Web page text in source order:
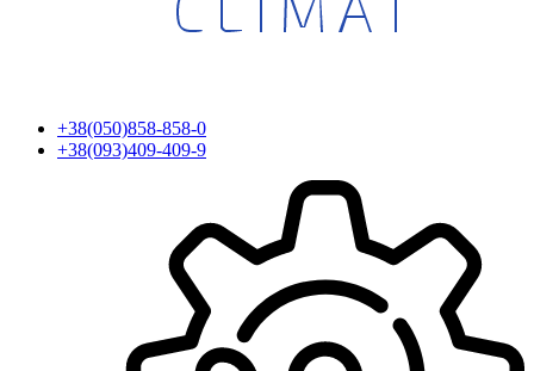
+38(050)858-858-0
+38(093)409-409-9